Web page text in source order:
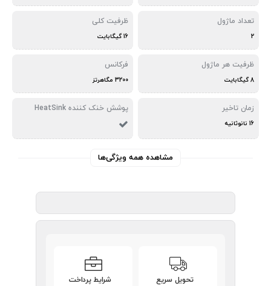
تعداد ماژول
2
ظرفیت کلی
16 گیگابایت
ظرفیت هر ماژول
8 گیگابایت
فرکانس
3200 مگاهرتز
زمان تاخیر
16 نانوثانیه
پوشش خنک کننده HeatSink
مشاهده همه ویژگی‌ها
تحویل سریع شرایط پرداخت